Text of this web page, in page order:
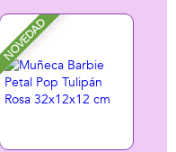
NOVEDAD